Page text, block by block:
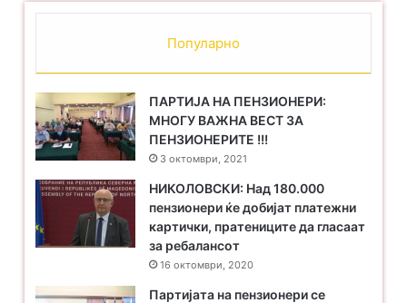
Популарно
ПАРТИЈА НА ПЕНЗИОНЕРИ:
МНОГУ ВАЖНА ВЕСТ ЗА
ПЕНЗИОНЕРИТЕ !!!
3 октомври, 2021
НИКОЛОВСКИ: Над 180.000
пензионери ќе добијат платежни
картички, пратениците да гласаат
за ребалансот
16 октомври, 2020
Партијата на пензионери се